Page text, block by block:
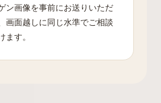
ン画像を事前にお送りいただ
画面越しに同じ水準でご相談
ます。